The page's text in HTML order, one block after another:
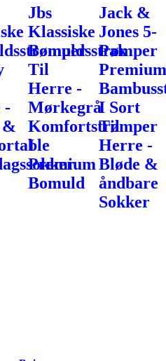
-
&
Jbs
Klassiske
Bomuldsstrømper
Til
Herre -
Mørkegrå
Komfortstrømper
I
Premium
Bomuld
Jack &
Jones 5-
Pak
Premium
I Sort
Til
Herre -
Bløde &
åndbare
Sokker